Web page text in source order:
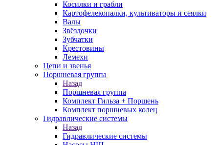
Косилки и грабли
Картофелекопалки, культиваторы и сеялки
Валы
Звёздочки
Зубчатки
Крестовины
Лемехи
Цепи и звенья
Поршневая группа
Назад
Поршневая группа
Комплект Гильза + Поршень
Комплект поршневых колец
Гидравлические системы
Назад
Гидравлические системы